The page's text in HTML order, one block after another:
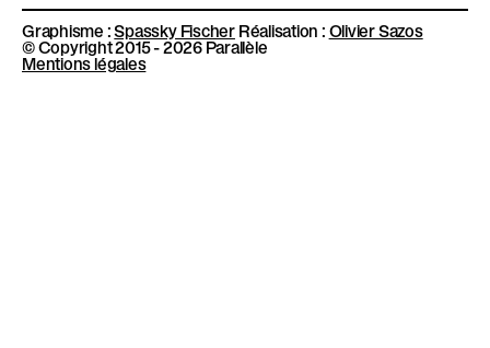
Graphisme :Spassky FischerRéalisation : Olivier Sazos
© Copyright 2015 - 2026 Parallèle
Mentions légales